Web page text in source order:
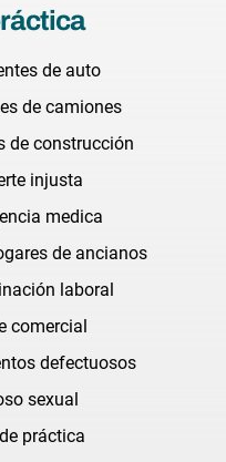
de auto
de camiones
de construcción
injusta
medica
de ancianos
laboral
comercial
defectuosos
sexual
práctica